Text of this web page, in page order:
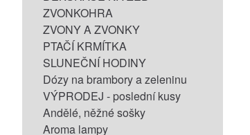
ZVONKOHRA
ZVONY A ZVONKY
PTAČÍ KRMÍTKA
SLUNEČNÍ HODINY
Dózy na brambory a zeleninu
VÝPRODEJ - poslední kusy
Andělé, něžné sošky
Aroma lampy